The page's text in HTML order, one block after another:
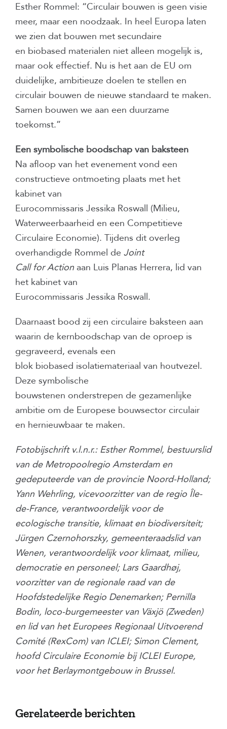
Esther Rommel: “Circulair bouwen is geen visie
meer, maar een noodzaak. In heel Europa laten
we zien dat bouwen met secundaire
en biobased materialen niet alleen mogelijk is,
maar ook effectief. Nu is het aan de EU om
duidelijke, ambitieuze doelen te stellen en
circulair bouwen de nieuwe standaard te maken.
Samen bouwen we aan een duurzame
toekomst.”
Een symbolische boodschap van baksteen
Na afloop van het evenement vond een
constructieve ontmoeting plaats met het
kabinet van
Eurocommissaris Jessika Roswall (Milieu,
Waterweerbaarheid en een Competitieve
Circulaire Economie). Tijdens dit overleg
overhandigde Rommel de Joint
Call for Action aan Luis Planas Herrera, lid van
het kabinet van
Eurocommissaris Jessika Roswall.
Daarnaast bood zij een circulaire baksteen aan
waarin de kernboodschap van de oproep is
gegraveerd, evenals een
blok biobased isolatiemateriaal van houtvezel.
Deze symbolische
bouwstenen onderstrepen de gezamenlijke
ambitie om de Europese bouwsector circulair
en hernieuwbaar te maken.
Fotobijschrift v.l.n.r.: Esther Rommel, bestuurslid
van de Metropoolregio Amsterdam en
gedeputeerde van de provincie Noord-Holland;
Yann Wehrling, vicevoorzitter van de regio Île-
de-France, verantwoordelijk voor de
ecologische transitie, klimaat en biodiversiteit;
Jürgen Czernohorszky, gemeenteraadslid van
Wenen, verantwoordelijk voor klimaat, milieu,
democratie en personeel; Lars Gaardhøj,
voorzitter van de regionale raad van de
Hoofdstedelijke Regio Denemarken; Pernilla
Bodin, loco-burgemeester van Växjö (Zweden)
en lid van het Europees Regionaal Uitvoerend
Comité (RexCom) van ICLEI; Simon Clement,
hoofd Circulaire Economie bij ICLEI Europe,
voor het Berlaymontgebouw in Brussel.
Gerelateerde berichten